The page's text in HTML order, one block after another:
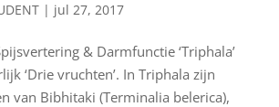
| jul 27, 2017
& Darmfunctie ‘Triphala’
‘Drie vruchten’. In Triphala zijn
van Bibhitaki (Terminalia belerica),